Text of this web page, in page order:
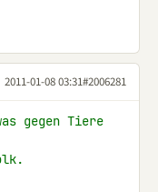
2011-01-08 03:31#2006281
gegen Tiere